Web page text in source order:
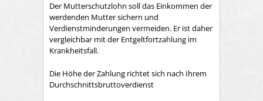
Der Mutterschutzlohn soll das Einkommen der
werdenden Mutter sichern und
Verdienstminderungen vermeiden. Er ist daher
vergleichbar mit der Entgeltfortzahlung im
Krankheitsfall.
Die Höhe der Zahlung richtet sich nach Ihrem
Durchschnittsbruttoverdienst